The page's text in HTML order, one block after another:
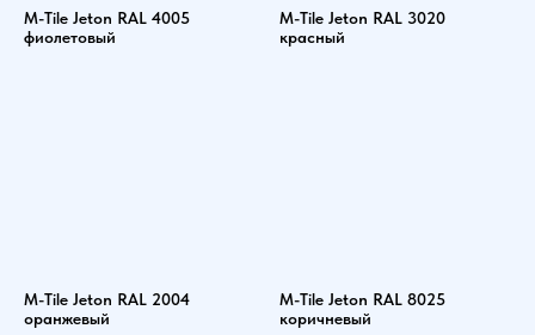
M-Tile Jeton RAL 4005
фиолетовый
M-Tile Jeton RAL 3020
красный
M-Tile Jeton RAL 2004
оранжевый
M-Tile Jeton RAL 8025
коричневый